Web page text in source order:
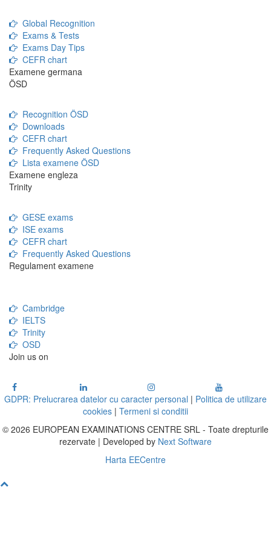
Global Recognition
Exams & Tests
Exams Day Tips
CEFR chart
Examene germana
ÖSD
Recognition ÖSD
Downloads
CEFR chart
Frequently Asked Questions
Lista examene ÖSD
Examene engleza
Trinity
GESE exams
ISE exams
CEFR chart
Frequently Asked Questions
Regulament examene
Cambridge
IELTS
Trinity
OSD
Join us on
GDPR: Prelucrarea datelor cu caracter personal | Politica de utilizare
cookies | Termeni si conditii
© 2026 EUROPEAN EXAMINATIONS CENTRE SRL - Toate drepturile
rezervate | Developed by Next Software
Harta EECentre